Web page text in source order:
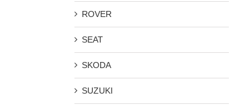
ROVER
SEAT
SKODA
SUZUKI